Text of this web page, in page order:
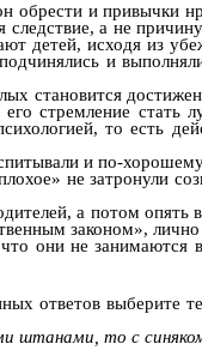
и привычки
а не
детей, исходя из
и
становится
стремление стать
то есть
и по-
не затронули
а потом
законом»,
они не занимаются
ответов выберите
штанами, то с